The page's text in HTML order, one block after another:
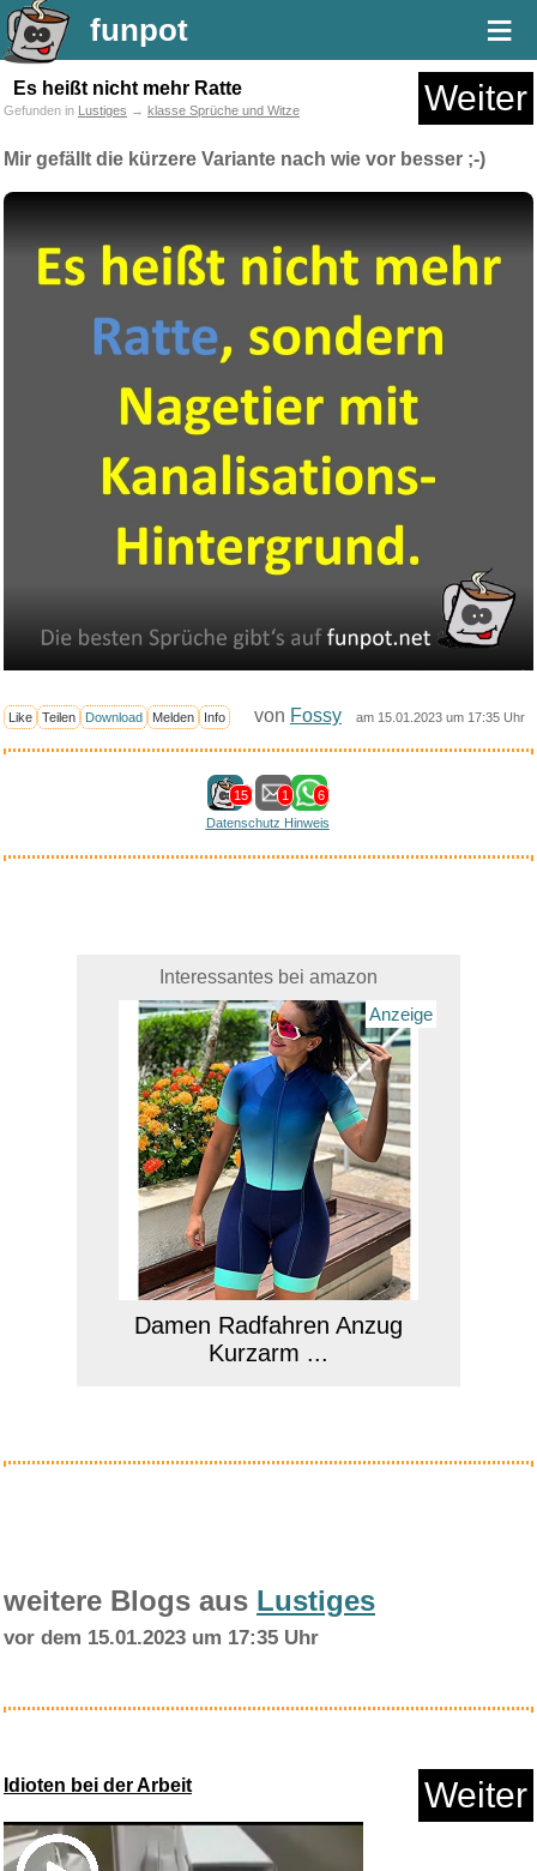
funpot ≡
Es heißt nicht mehr Ratte Weiter
Gefunden in Lustiges → klasse Sprüche und Witze
Mir gefällt die kürzere Variante nach wie vor besser ;-)
Like Teilen Download Melden Info von Fossy am 15.01.2023 um 17:35 Uhr
15 1
6
Datenschutz Hinweis
Interessantes bei amazon
Anzeige
Damen Radfahren Anzug
Kurzarm ...
weitere Blogs aus Lustiges
vor dem 15.01.2023 um 17:35 Uhr
Idioten bei der Arbeit Weiter